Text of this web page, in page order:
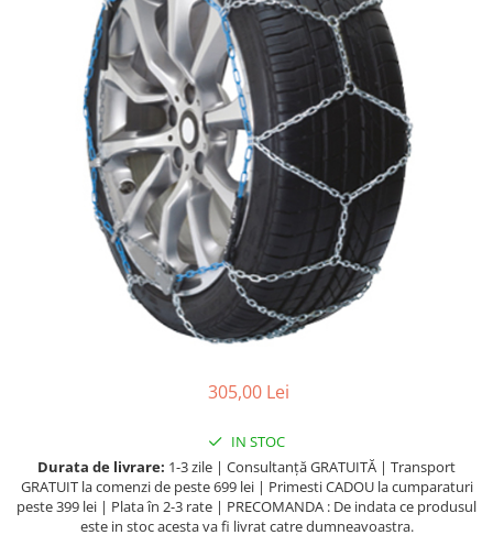
Lichide Întreținere
Lichide Întreținere Autoturisme
Lichide Întreținere Camioane
Lichide Întreținere Motociclete
Lichide Întreținere Utilaje
305,00 Lei
IN STOC
Durata de livrare: 1-3 zile | Consultanță GRATUITĂ | Transport
GRATUIT la comenzi de peste 699 lei | Primesti CADOU la cumparaturi
peste 399 lei | Plata în 2-3 rate | PRECOMANDA : De indata ce produsul
este in stoc acesta va fi livrat catre dumneavoastra.